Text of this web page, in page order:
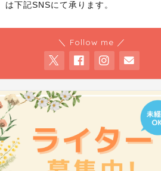
は下記SNSにて承ります。
＼ Follow me ／